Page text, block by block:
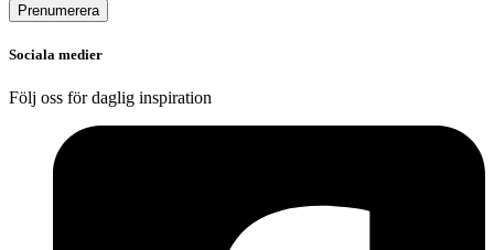
Sociala medier
Följ oss för daglig inspiration